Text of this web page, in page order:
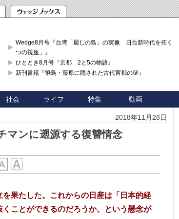
Wedge8月号『台湾「麗しの島」の実像 日台新時代を拓く「3
つの視座」』
ひととき8月号『京都 2と5の物語』
新刊書籍『飛鳥・藤原に隠された古代宮都の謎』
社会 ライフ 特集 動画
2018年11月28日
マンに遡源する復讐情念
果たした。これからの日産は「日本的経
ことができるのだろうか。という懸念が